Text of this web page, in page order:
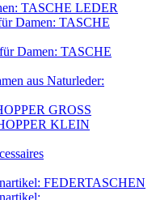
TASCHE LEDER
Damen: TASCHE
Damen: TASCHE
aus Naturleder:
GROSS
KLEIN
FEDERTASCHEN